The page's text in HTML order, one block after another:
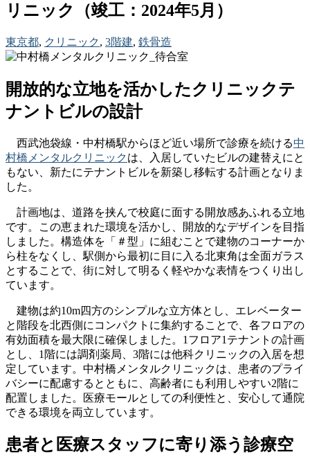
リニック
（竣工：2024年5月）
東京都, クリニック , 3階建, 鉄骨造
開放的な立地を活かしたクリニックテ
ナントビルの設計
西武池袋線・中村橋駅からほど近い場所で診療を続ける中
村橋メンタルクリニック は、入居していたビルの建替えにと
もない、新たにテナントビルを新築し移転する計画となりま
した。
計画地は、道路を挟んで校庭に面する開放感あふれる立地
です。この恵まれた環境を活かし、開放的なデザインを目指
しました。構造体を「＃型」に組むことで建物のコーナーか
ら柱をなくし、駅側から最初に目に入る北東角は全面ガラス
とすることで、街に対して明るく軽やかな表情をつくり出し
ています。
建物は約10m四方のシンプルな立方体とし、エレベーター
と階段を北西側にコンパクトに集約することで、各フロアの
有効面積を最大限に確保しました。1フロア1テナントの計画
とし、1階には調剤薬局、3階には他科クリニックの入居を想
定しています。中村橋メンタルクリニックは、患者のプライ
バシーに配慮するとともに、高齢者にも利用しやすい2階に
配置しました。医療モールとしての利便性と、安心して通院
できる環境を両立しています。
患者と医療スタッフに寄り添う診療空